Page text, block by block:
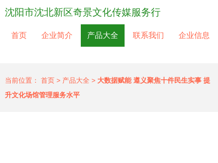
沈阳市沈北新区奇景文化传媒服务行
首页 企业简介 产品大全 联系我们 企业信息
当前位置： 首页 > 产品大全 > 大数据赋能 遵义聚焦十件民生实事 提
升文化场馆管理服务水平